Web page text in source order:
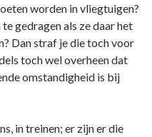
worden in vliegtuigen?
gedragen als ze daar het
Dan straf je die toch voor
toch wel overheen dat
omstandigheid is bij
in treinen; er zijn er die